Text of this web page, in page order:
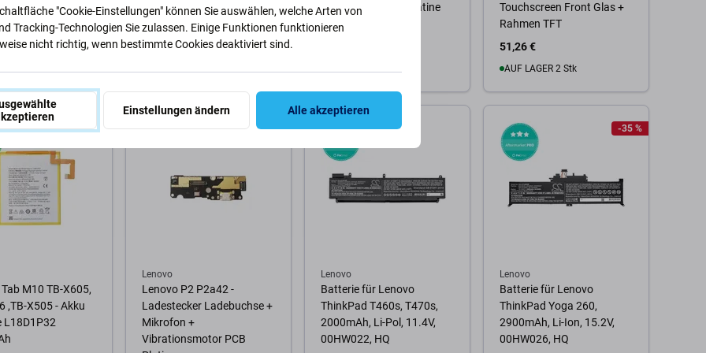
Touchscreen
(Black) OLED
Warenkorb
Front Glas TFT
32,87 €
Zum Warenkorb
Ladebuchse PCB Platine
Zum Warenkorb
Touchscreen Front Glas +
Rahmen TFT
51,26 €
AUF LAGER 2 Stk
M10 TB-X605,
,TB-X505 - Akku
L18D1P32
-83 %
Lenovo
Lenovo P2 P2a42 -
Ladestecker Ladebuchse +
Mikrofon +
Vibrationsmotor PCB
Lenovo
Batterie für Lenovo
ThinkPad T460s, T470s,
2000mAh, Li-Pol, 11.4V,
00HW022, HQ
-35 %
Lenovo
Batterie für Lenovo
ThinkPad Yoga 260,
2900mAh, Li-Ion, 15.2V,
00HW026, HQ
"Cookie-Einstellungen" können Sie auswählen, welche Arten von
Tracking-Technologien Sie zulassen. Einige Funktionen funktionieren
nicht richtig, wenn bestimmte Cookies deaktiviert sind.
Einstellungen ändern Alle akzeptieren